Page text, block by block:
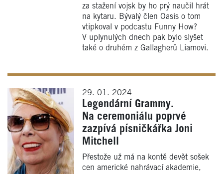
za stažení vojsk by ho prý naučil hrát
na kytaru. Bývalý člen Oasis o tom
vtipkoval v podcastu Funny How?
V uplynulých dnech pak bylo slyšet
také o druhém z Gallagherů Liamovi.
29. 01. 2024
Legendární Grammy.
Na ceremoniálu poprvé
zazpívá písničkářka Joni
Mitchell
Přestože už má na kontě devět sošek
cen americké nahrávací akademie,